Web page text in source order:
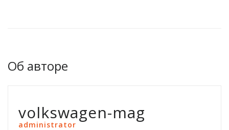
Об авторе
volkswagen-mag
administrator